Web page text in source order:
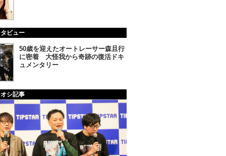
ビュー
50歳を迎えたオートレーサー森且行
に密着 大怪我から奇跡の復活ドキ
ュメンタリー
シ記事